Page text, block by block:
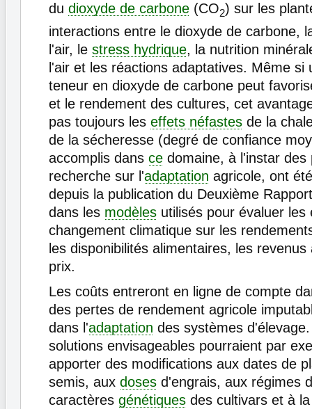
du dioxyde de carbone (CO2) sur les
interactions entre le dioxyde de carbone,
l'air, le stress hydrique, la nutrition
l'air et les réactions adaptatives. Même si
teneur en dioxyde de carbone peut
et le rendement des cultures, cet
pas toujours les effets néfastes de la
de la sécheresse (degré de confiance
accomplis dans ce domaine, à l'instar des
recherche sur l'adaptation agricole, ont
depuis la publication du Deuxième
dans les modèles utilisés pour évaluer les
changement climatique sur les
les disponibilités alimentaires, les
prix.
Les coûts entreront en ligne de compte
des pertes de rendement agricole
dans l'adaptation des systèmes
solutions envisageables pourraient par
apporter des modifications aux dates de
semis, aux doses d'engrais, aux régimes
caractères génétiques des cultivars et à